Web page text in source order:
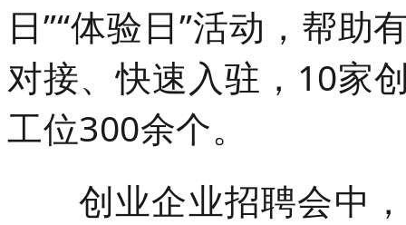
日”“体验日”活动，帮
对接、快速入驻，10家
工位300余个。
创业企业招聘会中